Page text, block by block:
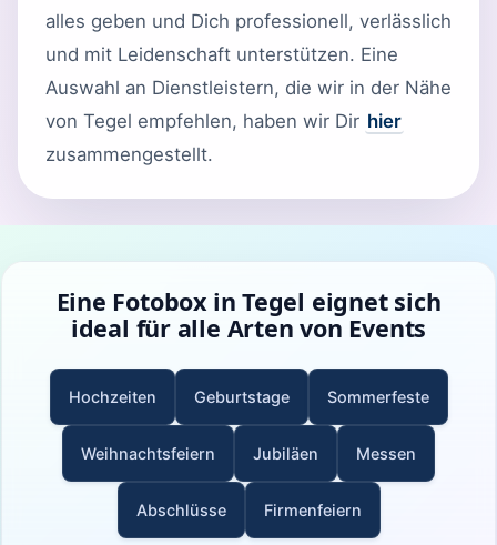
alles geben und Dich professionell, verlässlich
und mit Leidenschaft unterstützen. Eine
Auswahl an Dienstleistern, die wir in der Nähe
von Tegel empfehlen, haben wir Dir hier
zusammengestellt.
Eine Fotobox in Tegel eignet sich
ideal für alle Arten von Events
Hochzeiten Geburtstage Sommerfeste
Weihnachtsfeiern Jubiläen Messen
Abschlüsse Firmenfeiern